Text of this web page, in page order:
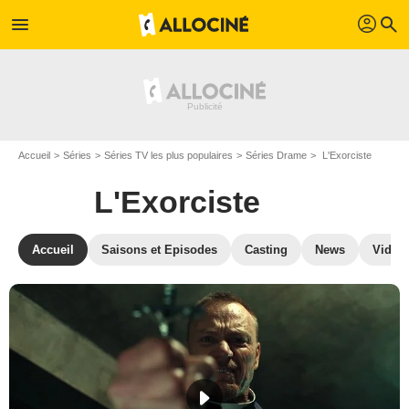
menu profil search
Accueil Séries Séries TV les plus populaires Séries Drame L'Exorciste
L'Exorciste
Accueil Saisons et Episodes Casting News